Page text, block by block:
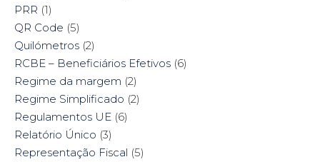
PRR (1)
QR Code (5)
Quilómetros (2)
RCBE – Beneficiários Efetivos (6)
Regime da margem (2)
Regime Simplificado (2)
Regulamentos UE (6)
Relatório Único (3)
Representação Fiscal (5)